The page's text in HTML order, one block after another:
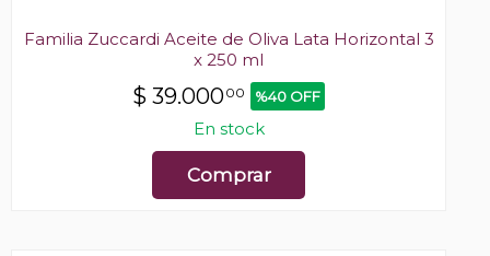
Familia Zuccardi Aceite de Oliva Lata Horizontal 3
x 250 ml
$ 39.00000 %40 OFF
En stock
Comprar